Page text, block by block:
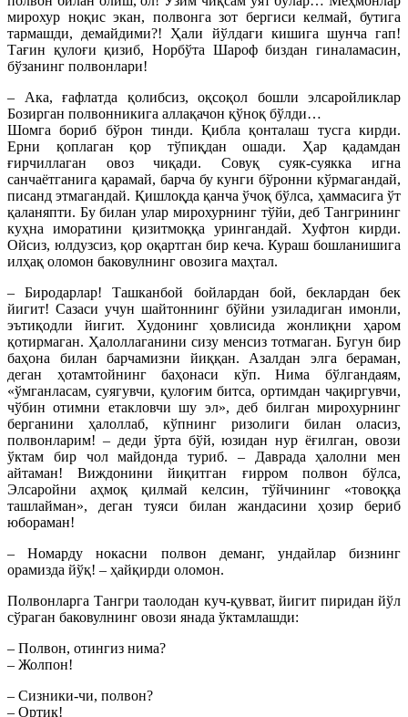
мирохур ноқис экан, полвонга зот бергиси келмай, бутига
тармашди, демайдими?! Ҳали йўлдаги кишига шунча гап!
Тағин қулоғи қизиб, Норбўта Шароф биздан гиналамасин,
бўзанинг полвонлари!
– Ака, ғафлатда қолибсиз, оқсоқол бошли элсаройликлар
Бозирган полвонникига аллақачон қўноқ бўлди…
Шомга бориб бўрон тинди. Қибла қонталаш тусга кирди.
Ерни қоплаган қор тўпиқдан ошади. Ҳар қадамдан
ғирчиллаган овоз чиқади. Совуқ суяк-суякка игна
санчаётганига қарамай, барча бу кунги бўронни кўрмагандай,
писанд этмагандай. Қишлоқда қанча ўчоқ бўлса, ҳаммасига ўт
қаланяпти. Бу билан улар мирохурнинг тўйи, деб Тангрининг
куҳна иморатини қизитмоққа урингандай. Хуфтон кирди.
Ойсиз, юлдузсиз, қор оқартган бир кеча. Кураш бошланишига
илҳақ оломон баковулнинг овозига маҳтал.
– Биродарлар! Ташканбой бойлардан бой, беклардан бек
йигит! Сазаси учун шайтоннинг бўйни узиладиган имонли,
эътиқодли йигит. Худонинг ҳовлисида жонлиқни ҳаром
қотирмаган. Ҳалоллаганини сизу менсиз тотмаган. Бугун бир
баҳона билан барчамизни йиққан. Азалдан элга бераман,
деган ҳотамтойнинг баҳонаси кўп. Нима бўлгандаям,
«ўмганласам, суягувчи, қулоғим битса, ортимдан чақиргувчи,
чўбин отимни етакловчи шу эл», деб билган мирохурнинг
берганини ҳалоллаб, кўпнинг ризолиги билан оласиз,
полвонларим! – деди ўрта бўй, юзидан нур ёғилган, овози
ўктам бир чол майдонда туриб. – Даврада ҳалолни мен
айтаман! Виждонини йиқитган ғирром полвон бўлса,
Элсаройни аҳмоқ қилмай келсин, тўйчининг «товоққа
ташлайман», деган туяси билан жандасини ҳозир бериб
юбораман!
– Номарду нокасни полвон деманг, ундайлар бизнинг
орамизда йўқ! – ҳайқирди оломон.
Полвонларга Тангри таолодан куч-қувват, йигит пиридан йўл
сўраган баковулнинг овози янада ўктамлашди:
– Полвон, отингиз нима?
– Жолпон!
– Сизники-чи, полвон?
– Ортиқ!